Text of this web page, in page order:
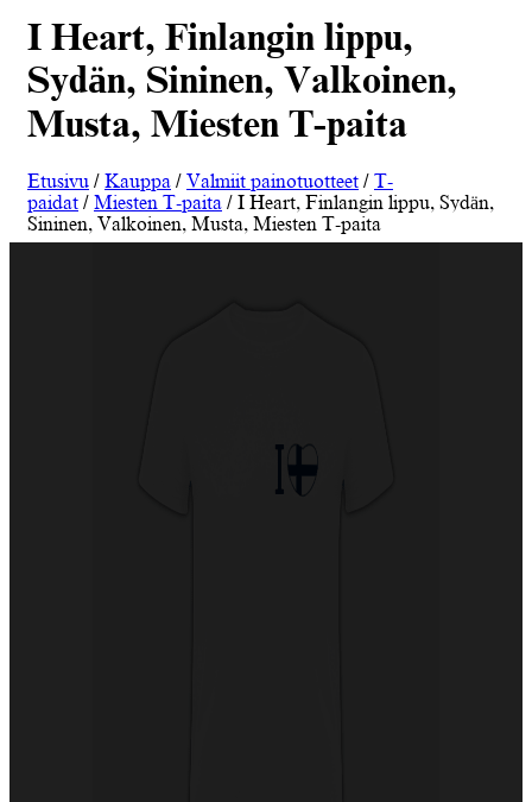
I Heart, Finlangin lippu,
Sydän, Sininen, Valkoinen,
Musta, Miesten T-paita
Etusivu / Kauppa / Valmiit painotuotteet / T-
paidat / Miesten T-paita / I Heart, Finlangin lippu, Sydän,
Sininen, Valkoinen, Musta, Miesten T-paita